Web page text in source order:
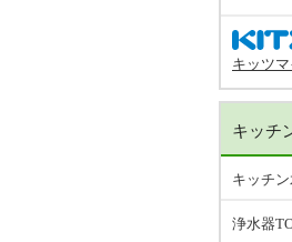
キッツ
キッチ
キッチ
浄水器